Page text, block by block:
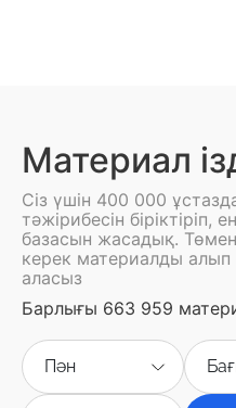
Материал
Сіз үшін 400 000
тәжірибесін біріктіріп,
базасын жасадық.
керек материалды алып
аласыз
Барлығы 663 959
Пән